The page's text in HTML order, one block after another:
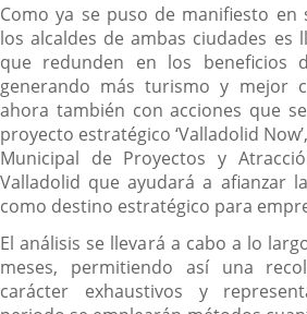
Como ya se puso de manifiesto
los alcaldes de ambas ciudades es
que redunden en los beneficios
generando más turismo y mejor
ahora también con acciones que
proyecto estratégico ‘Valladolid
Municipal de Proyectos y
Valladolid que ayudará a afianzar
como destino estratégico para
El análisis se llevará a cabo a lo
meses, permitiendo así una
carácter exhaustivos y